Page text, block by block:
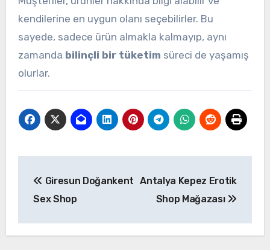
kendilerine en uygun olanı seçebilirler. Bu
sayede, sadece ürün almakla kalmayıp, aynı
zamanda bilinçli bir tüketim süreci de yaşamış
olurlar.
gezinmesi
Giresun Doğankent
Sex Shop
Antalya Kepez Erotik
Shop Mağazası